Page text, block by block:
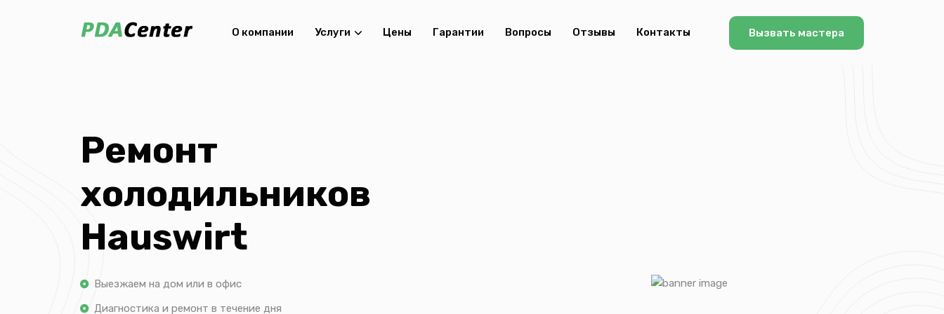
О компании Услуги Цены Гарантии Вопросы Отзывы Контакты Вызвать мастера
Ремонт
холодильников
Hauswirt
Выезжаем на дом или в офис
Диагностика и ремонт в течение дня